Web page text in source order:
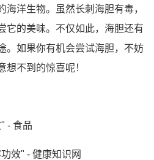
海洋生物。虽然长刺海胆有毒，
它的美味。不仅如此，海胆还有
。如果你有机会尝试海胆，不妨
想不到的惊喜呢！
- 食品
效" - 健康知识网